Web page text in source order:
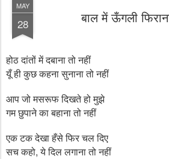
MAY
28 बाल में ऊँगली
होठ दांतों में दबाना तो नहीं
यूँ ही कुछ कहना सुनाना तो नहीं
आप जो मसरूफ दिखते हो मुझे
गम छुपाने का बहाना तो नहीं
एक टक देखा हँसे फिर चल दिए
सच कहो,ये दिल लगाना तो नहीं